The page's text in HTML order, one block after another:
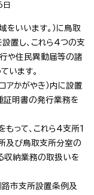
いいます。）に鳥取
置し、これら4つの支
や住民異動届等の諸
います。
アかがやき）内に設置
証明書の発行業務を
って、これら4支所1
及び鳥取支所分室の
収納業務の取扱いを
市支所設置条例及